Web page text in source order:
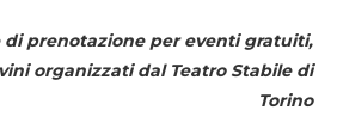
di prenotazione per eventi gratuiti,
organizzati dal Teatro Stabile di
Torino